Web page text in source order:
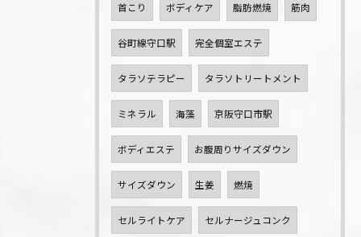
首こり ボディケア 脂肪燃焼 筋肉
谷町線守口駅 完全個室エステ
タラソテラピー タラソトリートメント
ミネラル 海藻 京阪守口市駅
ボディエステ お腹周りサイズダウン
サイズダウン 生姜 燃焼
セルライトケア セルナージュコンク